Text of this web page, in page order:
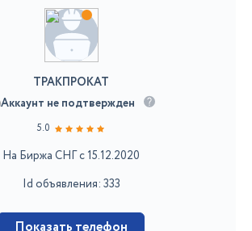
ТРАКПРОКАТ
Аккаунт не подтвержден
5.0
На Биржа СНГ с 15.12.2020
Id объявления: 333